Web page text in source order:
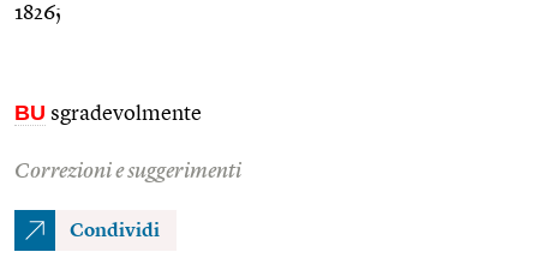
1826;
BU sgradevolmente
Correzioni e suggerimenti
Condividi